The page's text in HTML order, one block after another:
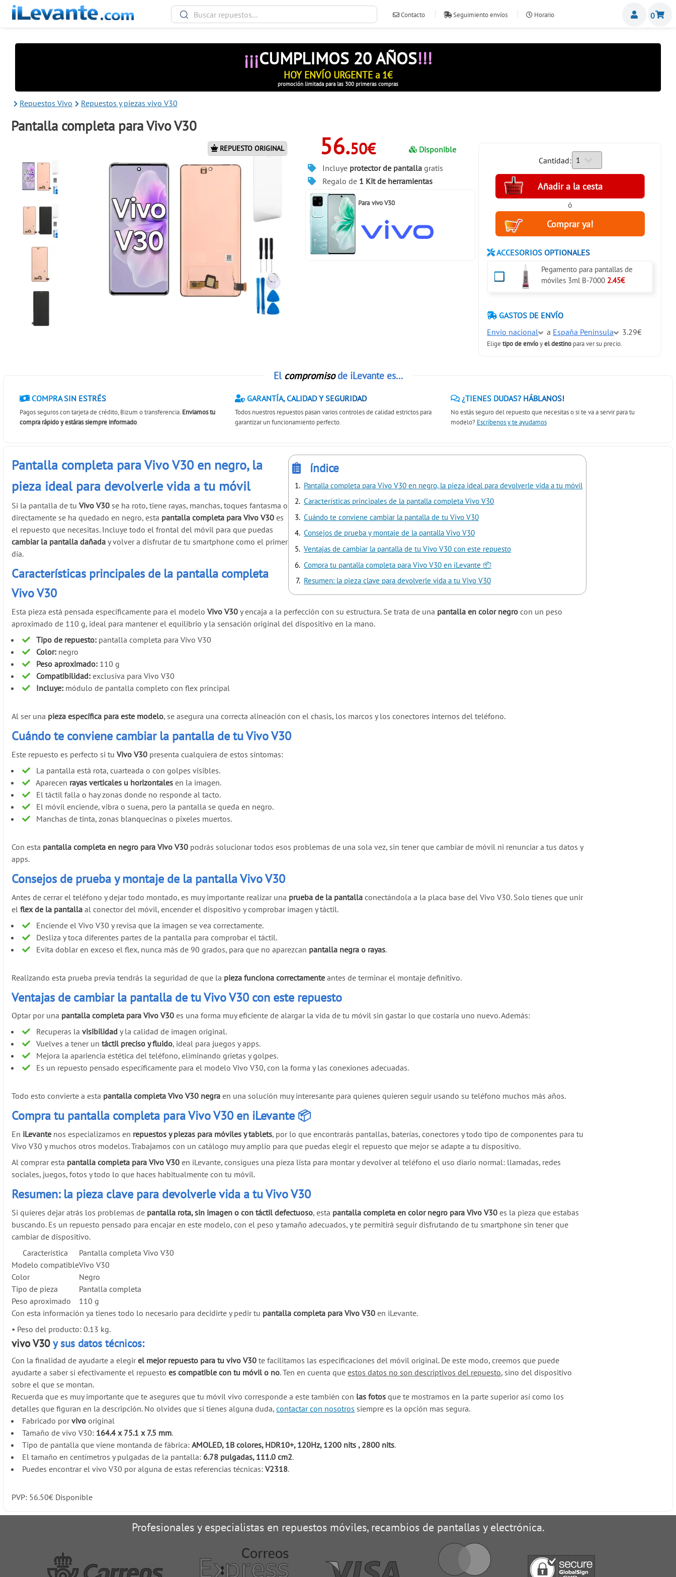
Contacto Seguimiento envíos Horario
ventas@ilevante.com
0
¡¡¡CUMPLIMOS 20 AÑOS!!!
HOY ENVÍO URGENTE a 1€
promoción limitada para las 300 primeras compras
Repuestos Vivo Repuestos y piezas vivo V30
Pantalla completa para Vivo V30
REPUESTO ORIGINAL 56.50€ Disponible
Incluye protector de pantallagratis
Regalo de 1 Kit de herramientas
Para vivo V30
Cantidad:
ó
ACCESORIOS OPTIONALES
Pegamento para pantallas de
móviles 3ml B-7000 2.45€
GASTOS DE ENVÍO
Envio nacional
a España Peninsula 3.29€
Eligetipo de envíoyel destino para ver su precio.
El compromisode iLevante es...
COMPRA SIN ESTRÉS
Pagos seguros con tarjeta de crédito, Bizum o transferencia. Enviamos tu
compra rápido y estáras siempre informado.
GARANTÍA, CALIDAD Y SEGURIDAD
Todos nuestros repuestos pasan varios controles de calidad estrictos para
garantizar un funcionamiento perfecto.
¿TIENES DUDAS? HÁBLANOS!
No estás seguro del repuesto que necesitas o si te va a servir para tu
modelo? Escríbenos y te ayudamos
índice
Pantalla completa para Vivo V30 en negro, la pieza ideal para devolverle vida a tu móvil
Características principales de la pantalla completa Vivo V30
Cuándo te conviene cambiar la pantalla de tu Vivo V30
Consejos de prueba y montaje de la pantalla Vivo V30
Ventajas de cambiar la pantalla de tu Vivo V30 con este repuesto
Compra tu pantalla completa para Vivo V30 en iLevante 📦
Resumen: la pieza clave para devolverle vida a tu Vivo V30
Pantalla completa para Vivo V30 en negro, la
pieza ideal para devolverle vida a tu móvil
Si la pantalla de tuVivo V30 se ha roto, tiene rayas, manchas, toques fantasma o
directamente se ha quedado en negro, esta pantalla completa para Vivo V30 es
el repuesto que necesitas. Incluye todo el frontal del móvil para que puedas
cambiar la pantalla dañada y volver a disfrutar de tu smartphone como el primer
día.
Características principales de la pantalla completa
Vivo V30
Esta pieza está pensada específicamente para el modeloVivo V30 y encaja a la perfección con su estructura. Se trata de una pantalla en color negro con un peso
aproximado de 110 g, ideal para mantener el equilibrio y la sensación original del dispositivo en la mano.
Tipo de repuesto: pantalla completa para Vivo V30
Color: negro
Peso aproximado: 110 g
Compatibilidad: exclusiva para Vivo V30
Incluye: módulo de pantalla completo con flex principal
Al ser una pieza específica para este modelo, se asegura una correcta alineación con el chasis, los marcos y los conectores internos del teléfono.
Cuándo te conviene cambiar la pantalla de tu Vivo V30
Este repuesto es perfecto si tuVivo V30 presenta cualquiera de estos síntomas:
La pantalla está rota, cuarteada o con golpes visibles.
Aparecen rayas verticales u horizontales en la imagen.
El táctil falla o hay zonas donde no responde al tacto.
El móvil enciende, vibra o suena, pero la pantalla se queda en negro.
Manchas de tinta, zonas blanquecinas o pixeles muertos.
Con esta pantalla completa en negro para Vivo V30 podrás solucionar todos esos problemas de una sola vez, sin tener que cambiar de móvil ni renunciar a tus datos y
apps.
Consejos de prueba y montaje de la pantalla Vivo V30
Antes de cerrar el teléfono y dejar todo montado, es muy importante realizar una prueba de la pantalla conectándola a la placa base del Vivo V30. Solo tienes que unir
elflex de la pantalla al conector del móvil, encender el dispositivo y comprobar imagen y táctil.
Enciende el Vivo V30 y revisa que la imagen se vea correctamente.
Desliza y toca diferentes partes de la pantalla para comprobar el táctil.
Evita doblar en exceso el flex, nunca más de 90 grados, para que no aparezcan pantalla negra o rayas.
Realizando esta prueba previa tendrás la seguridad de que la pieza funciona correctamente antes de terminar el montaje definitivo.
Ventajas de cambiar la pantalla de tu Vivo V30 con este repuesto
Optar por una pantalla completa para Vivo V30 es una forma muy eficiente de alargar la vida de tu móvil sin gastar lo que costaría uno nuevo. Además:
Recuperas lavisibilidad y la calidad de imagen original.
Vuelves a tener untáctil preciso y fluido, ideal para juegos y apps.
Mejora la apariencia estética del teléfono, eliminando grietas y golpes.
Es un repuesto pensado específicamente para el modelo Vivo V30, con la forma y las conexiones adecuadas.
Todo esto convierte a esta pantalla completa Vivo V30 negra en una solución muy interesante para quienes quieren seguir usando su teléfono muchos más años.
Compra tu pantalla completa para Vivo V30 en iLevante 📦
En iLevante nos especializamos en repuestos y piezas para móviles y tablets, por lo que encontrarás pantallas, baterías, conectores y todo tipo de componentes para tu
Vivo V30 y muchos otros modelos. Trabajamos con un catálogo muy amplio para que puedas elegir el repuesto que mejor se adapte a tu dispositivo.
Al comprar esta pantalla completa para Vivo V30 en iLevante, consigues una pieza lista para montar y devolver al teléfono el uso diario normal: llamadas, redes
sociales, juegos, fotos y todo lo que haces habitualmente con tu móvil.
Resumen: la pieza clave para devolverle vida a tu Vivo V30
Si quieres dejar atrás los problemas de pantalla rota, sin imagen o con táctil defectuoso, esta pantalla completa en color negro para Vivo V30 es la pieza que estabas
buscando. Es un repuesto pensado para encajar en este modelo, con el peso y tamaño adecuados, y te permitirá seguir disfrutando de tu smartphone sin tener que
cambiar de dispositivo.
Característica
Pantalla completa Vivo V30
Modelo compatibleVivo V30
Color
Negro
Tipo de pieza
Pantalla completa
Peso aproximado
110 g
Con esta información ya tienes todo lo necesario para decidirte y pedir tu pantalla completa para Vivo V30 en iLevante.
• Peso del producto: 0.13 kg.
vivo V30y sus datos técnicos:
Con la finalidad de ayudarte a elegirel mejor repuesto para tu vivo V30 te facilitamos las especificaciones del móvil original. De este modo, creemos que puede
ayudarte a saber si efectivamente el repuestoes compatible con tu móvil o no. Ten en cuenta queestos datos no son descriptivos del repuesto, sino del dispositivo
sobre el que se montan.
Recuerda que es muy importante que te asegures que tu móvil vivo corresponde a este también con las fotos que te mostramos en la parte superior así como los
detalles que figuran en la descripción. No olvides que si tienes alguna duda,contactar con nosotros siempre es la opción mas segura.
Fabricado porvivo original
Tamaño de vivo V30: 164.4 x 75.1 x 7.5 mm.
Tipo de pantalla que viene montanda de fábrica:AMOLED, 1B colores, HDR10+, 120Hz, 1200 nits , 2800 nits.
El tamaño en centímetros y pulgadas de la pantalla: 6.78 pulgadas, 111.0 cm2.
Puedes encontrar el vivo V30 por alguna de estas referencias técnicas:V2318.
PVP: 56.50€ Disponible
Profesionales y especialistas en repuestos móviles, recambios de pantallas y electrónica.